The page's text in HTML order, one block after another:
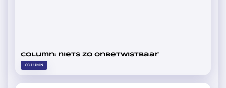
Column: niets zo onbetwistbaar
COLUMN